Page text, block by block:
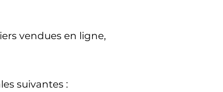
vendues en ligne,
suivantes :